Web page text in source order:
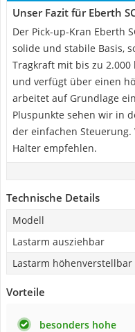
Unser Fazit für Eberth
Der Pick-up-Kran Eberth
solide und stabile Basis,
Tragkraft mit bis zu
und verfügt über einen
arbeitet auf Grundlage
Pluspunkte sehen wir in
der einfachen
Halter empfehlen.
Technische Details
Modell
Lastarm ausziehbar
Lastarm höhenverstellbar
Vorteile
besonders hohe